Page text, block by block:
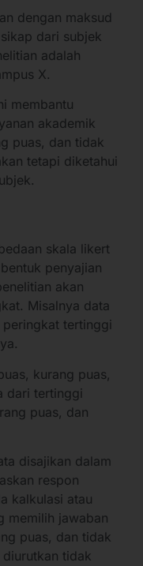
dengan maksud
dari subjek
adalah
X.
membantu
akademik
puas, dan tidak
tetapi diketahui
skala likert
penyajian
akan
Misalnya data
tertinggi
kurang puas,
dari tertinggi
puas, dan
disajikan dalam
respon
kalkulasi atau
memilih jawaban
puas, dan tidak
tidak